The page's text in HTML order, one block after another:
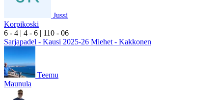
Jussi
Korpikoski
6 - 4 | 4 - 6 | 110 - 06
Sarjapadel - Kausi 2025-26 Miehet - Kakkonen
Teemu
Maunula